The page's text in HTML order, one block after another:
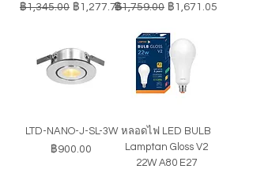
ราคาปกติ
฿1,345.00 ราคาขายลด
฿1,277.75ราคาปกติ
฿1,759.00 ราคาขายลด
฿1,671.05
LTD-NANO-J-SL-3W
ราคา
฿900.00
หลอดไฟ LED BULB
Lamptan Gloss V2
22W A80 E27